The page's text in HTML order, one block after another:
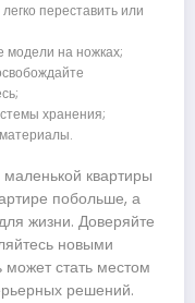
переставить или
модели на ножках;
хранения;
квартиры
побольше, а
жизни. Доверяйте
новыми
стать местом
решений.